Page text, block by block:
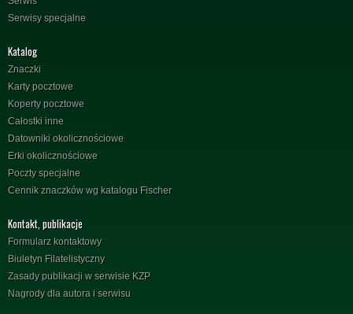
Serwisy specjalne
Katalog
Znaczki
Karty pocztowe
Koperty pocztowe
Całostki inne
Datowniki okolicznościowe
Erki okolicznościowe
Poczty specjalne
Cennik znaczków wg katalogu Fischer
Kontakt, publikacje
Formularz kontaktowy
Biuletyn Filatelistyczny
Zasady publikacji w serwisie KZP
Nagrody dla autora i serwisu